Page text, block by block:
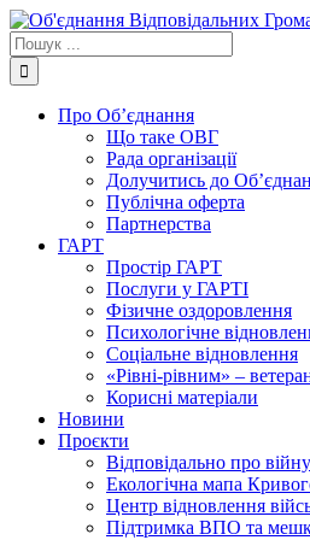
Skip
to
content
Пошук
...
Про Об’єднання
Що таке ОВГ
Рада організації
Долучитись до
Публічна оферта
Партнерства
ГАРТ
Простір ГАРТ
Послуги у ГАРТІ
Фізичне оздоровлення
Психологічне
Соціальне відновлення
«Рівні-рівним» –
Корисні матеріали
Новини
Проєкти
Відповідально про війну
Екологічна мапа
Центр відновлення
Підтримка ВПО та